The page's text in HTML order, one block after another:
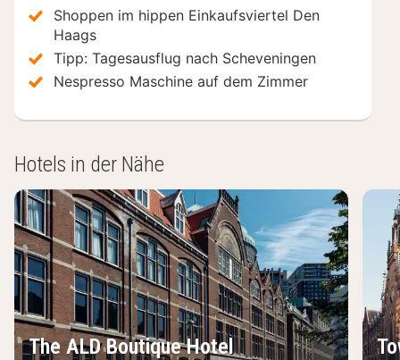
Shoppen im hippen Einkaufsviertel Den
Haags
Tipp: Tagesausflug nach Scheveningen
Nespresso Maschine auf dem Zimmer
Hotels in der Nähe
The ALD Boutique Hotel